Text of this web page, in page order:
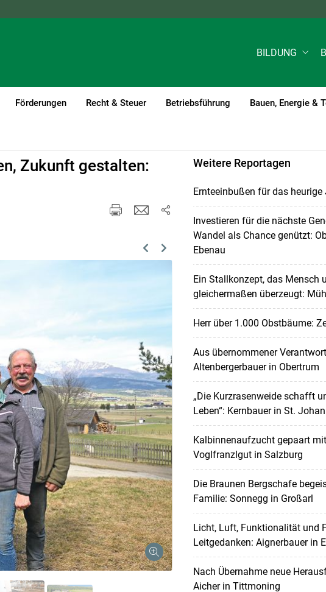
Skip to main content
BILDUNG
Förderungen Recht & Steuer Betriebsführung Bauen, Energie &
Zukunft gestalten:
Previous
Next
Weitere Reportagen
Ernteeinbußen für das
Investieren für die nächste
Wandel als Chance genützt:
Ebenau
Ein Stallkonzept, das Mensch
gleichermaßen überzeugt:
Herr über 1.000 Obstbäume:
Aus übernommener
Altenbergerbauer in Obertrum
„Die Kurzrasenweide schafft
Leben“: Kernbauer in St.
Kalbinnenaufzucht gepaart
Voglfranzlgut in Salzburg
Die Braunen Bergschafe
Familie: Sonnegg in Großarl
Licht, Luft, Funktionalität und
Leitgedanken: Aignerbauer in
Nach Übernahme neue
Aicher in Tittmoning